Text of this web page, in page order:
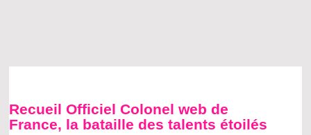
Recueil Officiel Colonel web de
France, la bataille des talents étoilés